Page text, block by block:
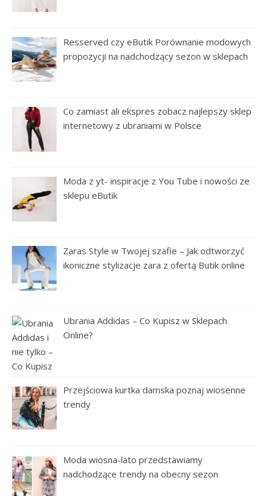
Resserved czy eButik Porównanie modowych
propozycji na nadchodzący sezon w sklepach
Co zamiast ali ekspres zobacz najlepszy sklep
internetowy z ubraniami w Polsce
Moda z yt- inspiracje z You Tube i nowości ze
sklepu eButik
Zaras Style w Twojej szafie – Jak odtworzyć
ikoniczne stylizacje zara z ofertą Butik online
Ubrania Addidas – Co Kupisz w Sklepach
Online?
Przejściowa kurtka damska poznaj wiosenne
trendy
Moda wiosna-lato przedstawiamy
nadchodzące trendy na obecny sezon